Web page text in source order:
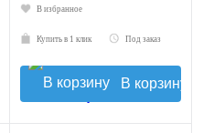
В избранное
Купить в 1 клик Под заказ
В корзину